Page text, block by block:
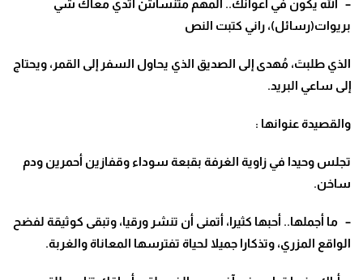
– الله يكون في اعوانك.. المهم متنساشْ اتدي معاك شي
بريوات(رسائل)، راني كتبت النص
الذي طلبتَ، مُهدى إلى الصديق الذي يحاول السفر إلى القمر، ويحتاج
إلى ساعي البريد.
والقصيدة عنوانها :
تجلس وحيدا في زاوية الغرفة بقبعة سوداء وقفازين أحمرين ودم
ساخن.
– ما أجملها.. أحبها كثيرا، أتمنى أن تنشر ورقيا، وتبقى كوثيقة لفضح
الواقع المزري، وتذكارا جميلا لحياة تفترسها المعاناة والغربة.